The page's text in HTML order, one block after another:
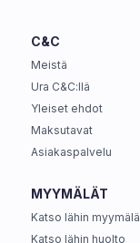
C&C
Meistä
Ura C&C:llä
Yleiset ehdot
Maksutavat
Asiakaspalvelu
MYYMÄLÄT
Katso lähin myymälä
Katso lähin huolto